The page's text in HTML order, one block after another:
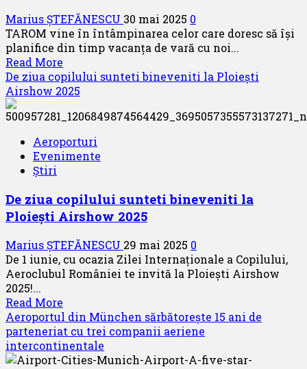
finala
Ligii
Campionilor
Marius ȘTEFĂNESCU 30 mai 2025 0
TAROM vine în întâmpinarea celor care doresc să își
planifice din timp vacanța de vară cu noi...
Read More
more
about
lansează
verii
pentru
Frankfurt
De ziua copilului sunteti bineveniti la Ploiești
Airshow 2025
Aeroporturi
Evenimente
Știri
De ziua copilului sunteti bineveniti la
Ploiești Airshow 2025
Marius ȘTEFĂNESCU 29 mai 2025 0
De 1 iunie, cu ocazia Zilei Internaționale a Copilului,
Aeroclubul României te invită la Ploiești Airshow
2025!...
Read More
more
about
De
ziua
Aeroportul din München sărbătorește 15 ani de
parteneriat cu trei companii aeriene
intercontinentale